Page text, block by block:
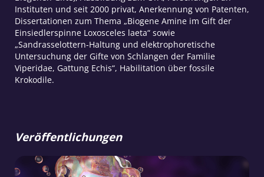
Instituten und seit 2000 privat, Anerkennung von Patenten,
Dissertationen zum Thema „Biogene Amine im Gift der
Einsiedlerspinne Loxosceles laeta“ sowie
„Sandrasselottern-Haltung und elektrophoretische
Untersuchung der Gifte von Schlangen der Familie
Viperidae, Gattung Echis“, Habilitation über fossile
Krokodile.
Veröffentlichungen